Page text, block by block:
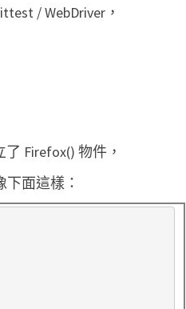
/ WebDriver，
Firefox() 物件，
面這樣：